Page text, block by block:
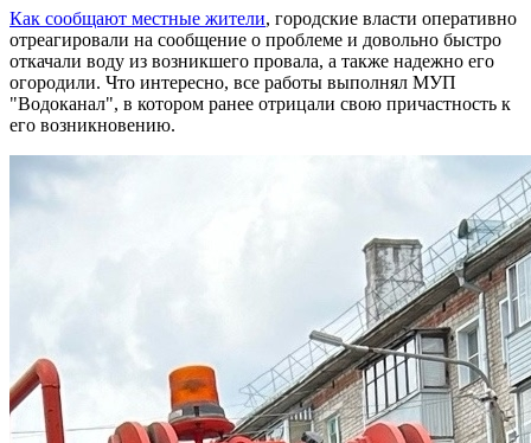
Как сообщают местные жители, городские власти оперативно
отреагировали на сообщение о проблеме и довольно быстро
откачали воду из возникшего провала, а также надежно его
огородили. Что интересно, все работы выполнял МУП
"Водоканал", в котором ранее отрицали свою причастность к
его возникновению.